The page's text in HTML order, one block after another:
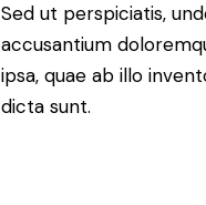
Sed ut perspiciatis,
accusantium
ipsa, quae ab illo
dicta sunt.